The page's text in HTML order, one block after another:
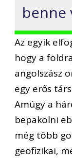
benne
Az egyik
hogy a
angolszász
egy erős
Amúgy a
bepakolni
még több
geofizikai,